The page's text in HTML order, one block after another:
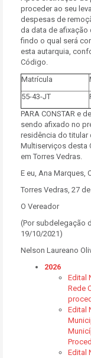
proceder ao seu
despesas de
da data de afixação
findo o qual será
esta autarquia,
Código.
Matrícula
55-43-JT
PARA CONSTAR e
sendo afixado no
residência do titular
Multiserviços desta
em Torres Vedras.
E eu, Ana Marques,
Torres Vedras, 27
O Vereador
(Por subdelegação
19/10/2021)
Nelson Laureano
2026
Edital
Rede
Edital
Edital